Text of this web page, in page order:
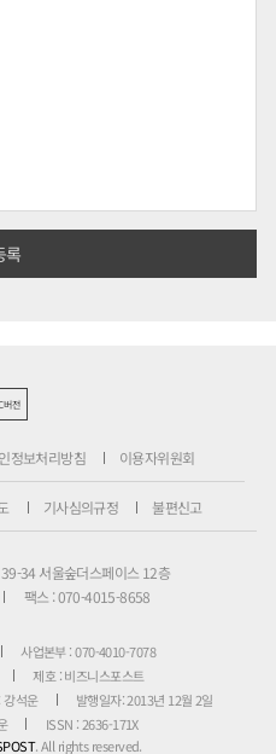
버전
정보처리방침 이용자위원회
기사심의규정 불편신고
34 서울숲더스페이스 12층
팩스 : 070-4015-8658
사업본부 : 070-4010-7078
제호 : 비즈니스포스트
강석운
발행일자: 2013년 12월 2일
ISSN : 2636-171X
. All rights reserved.